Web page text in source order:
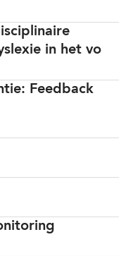
in het vo
Feedback